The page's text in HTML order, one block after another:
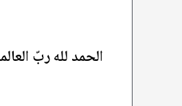
الحمد لله ربّ